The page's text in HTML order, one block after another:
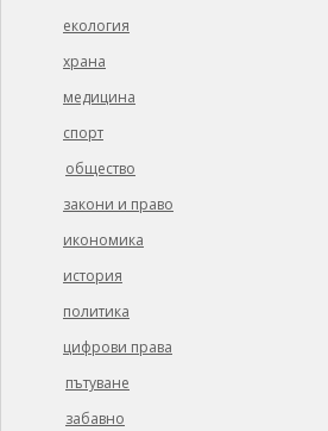
екология
храна
медицина
спорт
общество
закони и право
икономика
история
политика
цифрови права
пътуване
забавно